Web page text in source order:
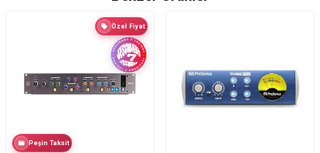
Özel Fiyat
Peşin Taksit